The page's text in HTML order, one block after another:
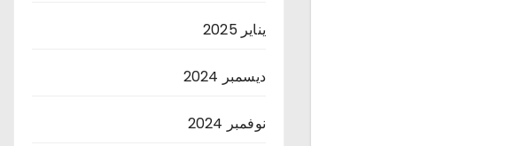
يناير 2025
ديسمبر 2024
نوفمبر 2024